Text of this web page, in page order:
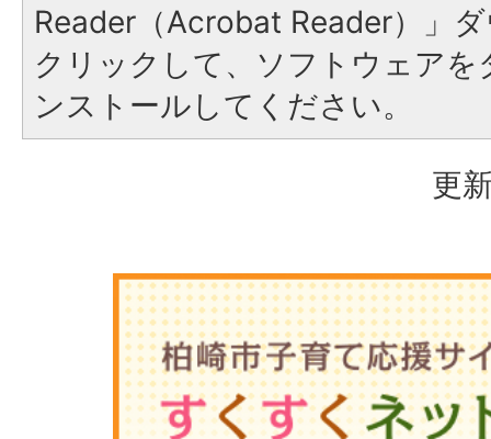
Reader（Acrobat Reader）」
クリックして、ソフトウェア
ンストールしてください。
更